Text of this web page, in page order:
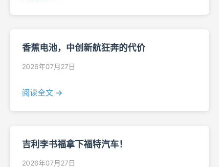
香蕉电池，中创新航狂奔的代价
2026年07月27日
阅读全文 →
吉利李书福拿下福特汽车！
2026年07月27日